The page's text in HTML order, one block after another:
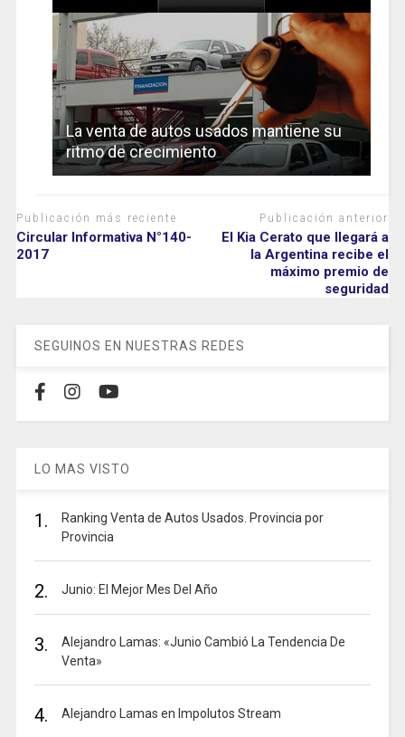
La venta de autos usados mantiene su
ritmo de crecimiento
Publicación más reciente
Circular Informativa N°140-
2017
Publicación anterior
El Kia Cerato que llegará a
la Argentina recibe el
máximo premio de
seguridad
SEGUINOS EN NUESTRAS REDES
LO MAS VISTO
1.
Ranking Venta de Autos Usados. Provincia por
Provincia
2. Junio: El Mejor Mes Del Año
3.
Alejandro Lamas: «Junio Cambió La Tendencia De
Venta»
4. Alejandro Lamas en Impolutos Stream